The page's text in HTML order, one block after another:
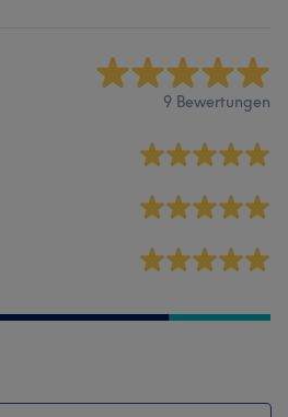
9 Bewertungen